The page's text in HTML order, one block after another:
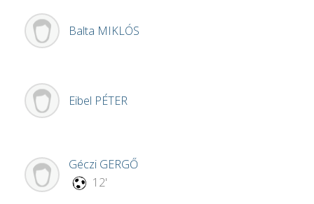
Balta MIKLÓS
Eibel PÉTER
Géczi GERGŐ
12'